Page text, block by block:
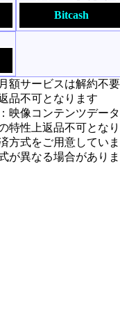
Bitcash
額サービスは解約不
品不可となります
映像コンテンツデー
特性上返品不可とな
方式をご用意してい
が異なる場合があり